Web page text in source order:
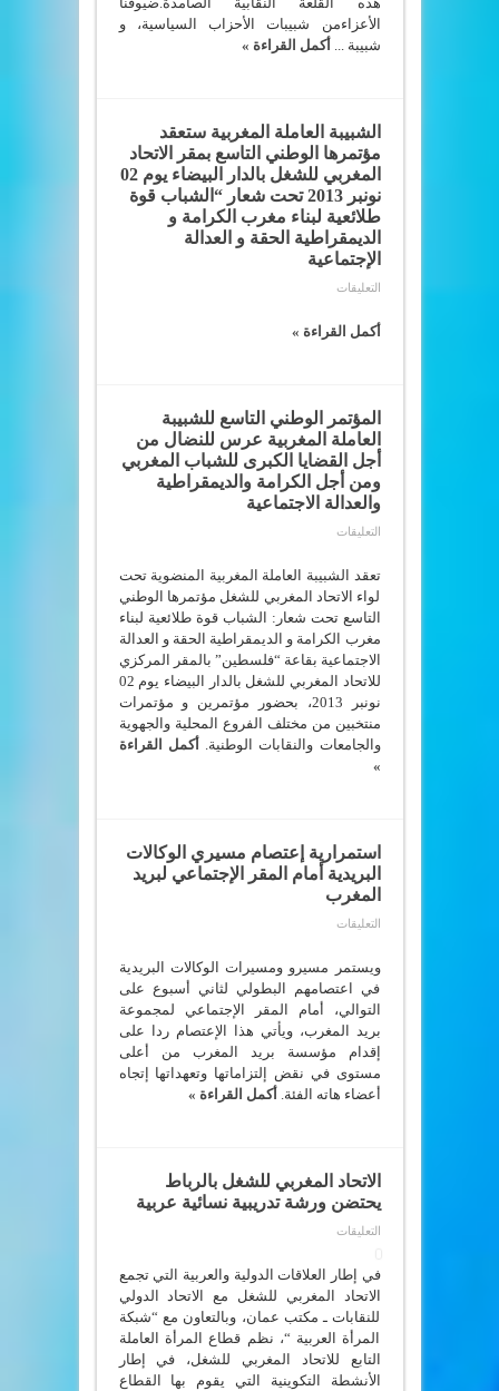
الأعزاءمن شبيبات الأحزاب السياسية، و
شبيبة ... أكمل القراءة »
الشبيبة العاملة المغربية ستعقد
مؤتمرها الوطني التاسع بمقر الاتحاد
المغربي للشغل بالدار البيضاء يوم 02
نونبر 2013 تحت شعار “الشباب قوة
طلائعية لبناء مغرب الكرامة و
الديمقراطية الحقة و العدالة
الإجتماعية
التعليقات
المغربية
الاتحاد
المغربي
للشغل
بالدار
البيضاء
يوم
02
“الشباب
قوة
طلائعية
لبناء
مغرب
الكرامة
و
الديمقراطية
الحقة
و
الإجتماعية
مغلقة
أكمل القراءة »
المؤتمر الوطني التاسع للشبيبة
العاملة المغربية عرس للنضال من
أجل القضايا الكبرى للشباب المغربي
ومن أجل الكرامة والديمقراطية
والعدالة الاجتماعية
التعليقات
التاسع
للشبيبة
العاملة
المغربية
عرس
للنضال
من
أجل
القضايا
الكبرى
المغربي
ومن
تعقد الشبيبة العاملة المغربية المنضوية تحت
لواء الاتحاد المغربي للشغل مؤتمرها الوطني
التاسع تحت شعار: الشباب قوة طلائعية لبناء
مغرب الكرامة و الديمقراطية الحقة و العدالة
الاجتماعية بقاعة “فلسطين” بالمقر المركزي
للاتحاد المغربي للشغل بالدار البيضاء يوم 02
نونبر 2013، بحضور مؤتمرين و مؤتمرات
منتخبين من مختلف الفروع المحلية والجهوية
والجامعات والنقابات الوطنية. أكمل القراءة
»
استمرارية إعتصام مسيري الوكالات
البريدية أمام المقر الإجتماعي لبريد
المغرب
التعليقات
مسيري
الوكالات
البريدية
أمام
الإجتماعي
لبريد
المغرب
مغلقة
ويستمر مسيرو ومسيرات الوكالات البريدية
في اعتصامهم البطولي لثاني أسبوع على
التوالي، أمام المقر الإجتماعي لمجموعة
بريد المغرب، ويأتي هذا الإعتصام ردا على
إقدام مؤسسة بريد المغرب من أعلى
مستوى في نقض إلتزاماتها وتعهداتها إتجاه
أعضاء هاته الفئة. أكمل القراءة »
الاتحاد المغربي للشغل بالرباط
يحتضن ورشة تدريبية نسائية عربية
التعليقات
للشغل
بالرباط
يحتضن
ورشة
تدريبية
نسائية
عربية
مغلقة
في إطار العلاقات الدولية والعربية التي تجمع
الاتحاد المغربي للشغل مع الاتحاد الدولي
للنقابات ـ مكتب عمان، وبالتعاون مع “شبكة
المرأة العربية “، نظم قطاع المرأة العاملة
التابع للاتحاد المغربي للشغل، في إطار
الأنشطة التكوينية التي يقوم بها القطاع